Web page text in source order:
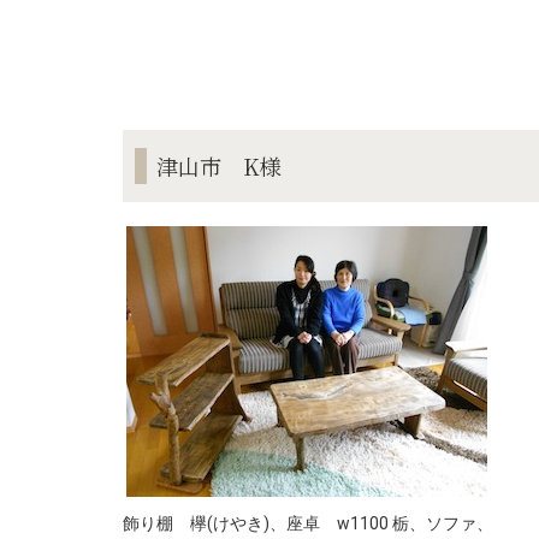
津山市 K様
飾り棚 欅(けやき)、座卓 w1100 栃、ソファ、